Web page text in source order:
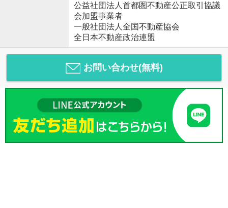
公益社団法人首都圏不動産公正取引協議
会加盟事業者
一般社団法人全国不動産協会
全日本不動産政治連盟
お問い合わせ(無料)